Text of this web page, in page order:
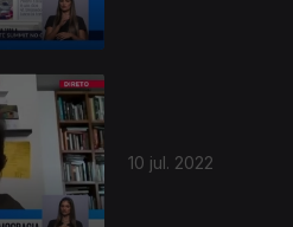
10 jul. 2022